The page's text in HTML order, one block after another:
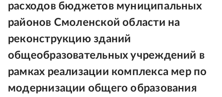
расходов бюджетов муниципальных
районов Смоленской области на
реконструкцию зданий
общеобразовательных учреждений в
рамках реализации комплекса мер по
модернизации общего образования